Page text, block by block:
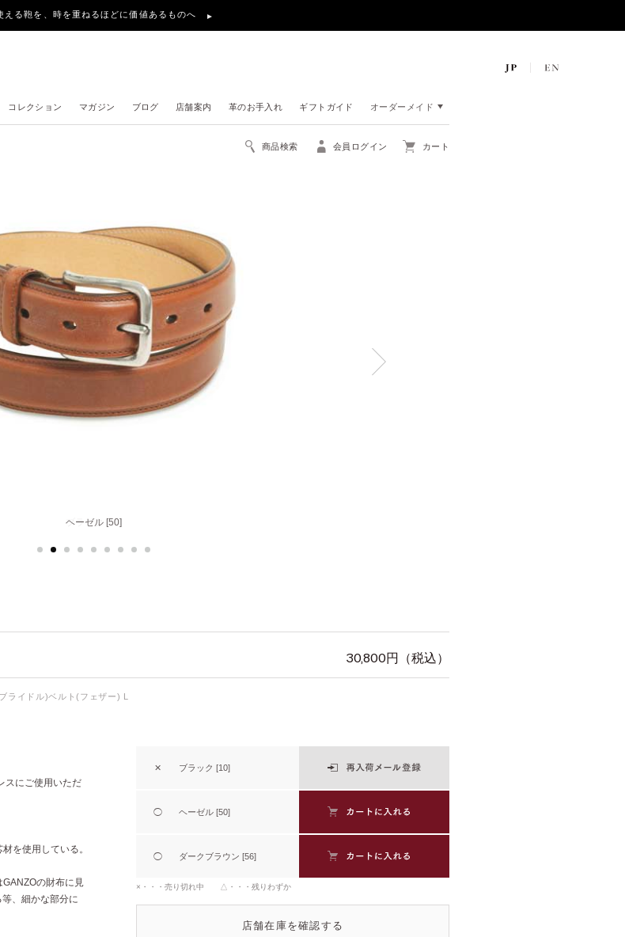
える鞄を、時を重ねるほどに価値あるものへ
コレクション マガジン ブログ 店舗案内 革のお手入れ ギフトガイド オーダーメイド
商品検索 会員ログイン カート
ヘーゼル [50]
30,800円（税込）
ライドル)ベルト(フェザー) L
スにご使用いただ
を使用している。
の財布に見
、細かな部分に
✕ ブラック [10]
◯ ヘーゼル [50]
◯ ダークブラウン [56]
×・・・売り切れ中 △・・・残りわずか
店舗在庫を確認する